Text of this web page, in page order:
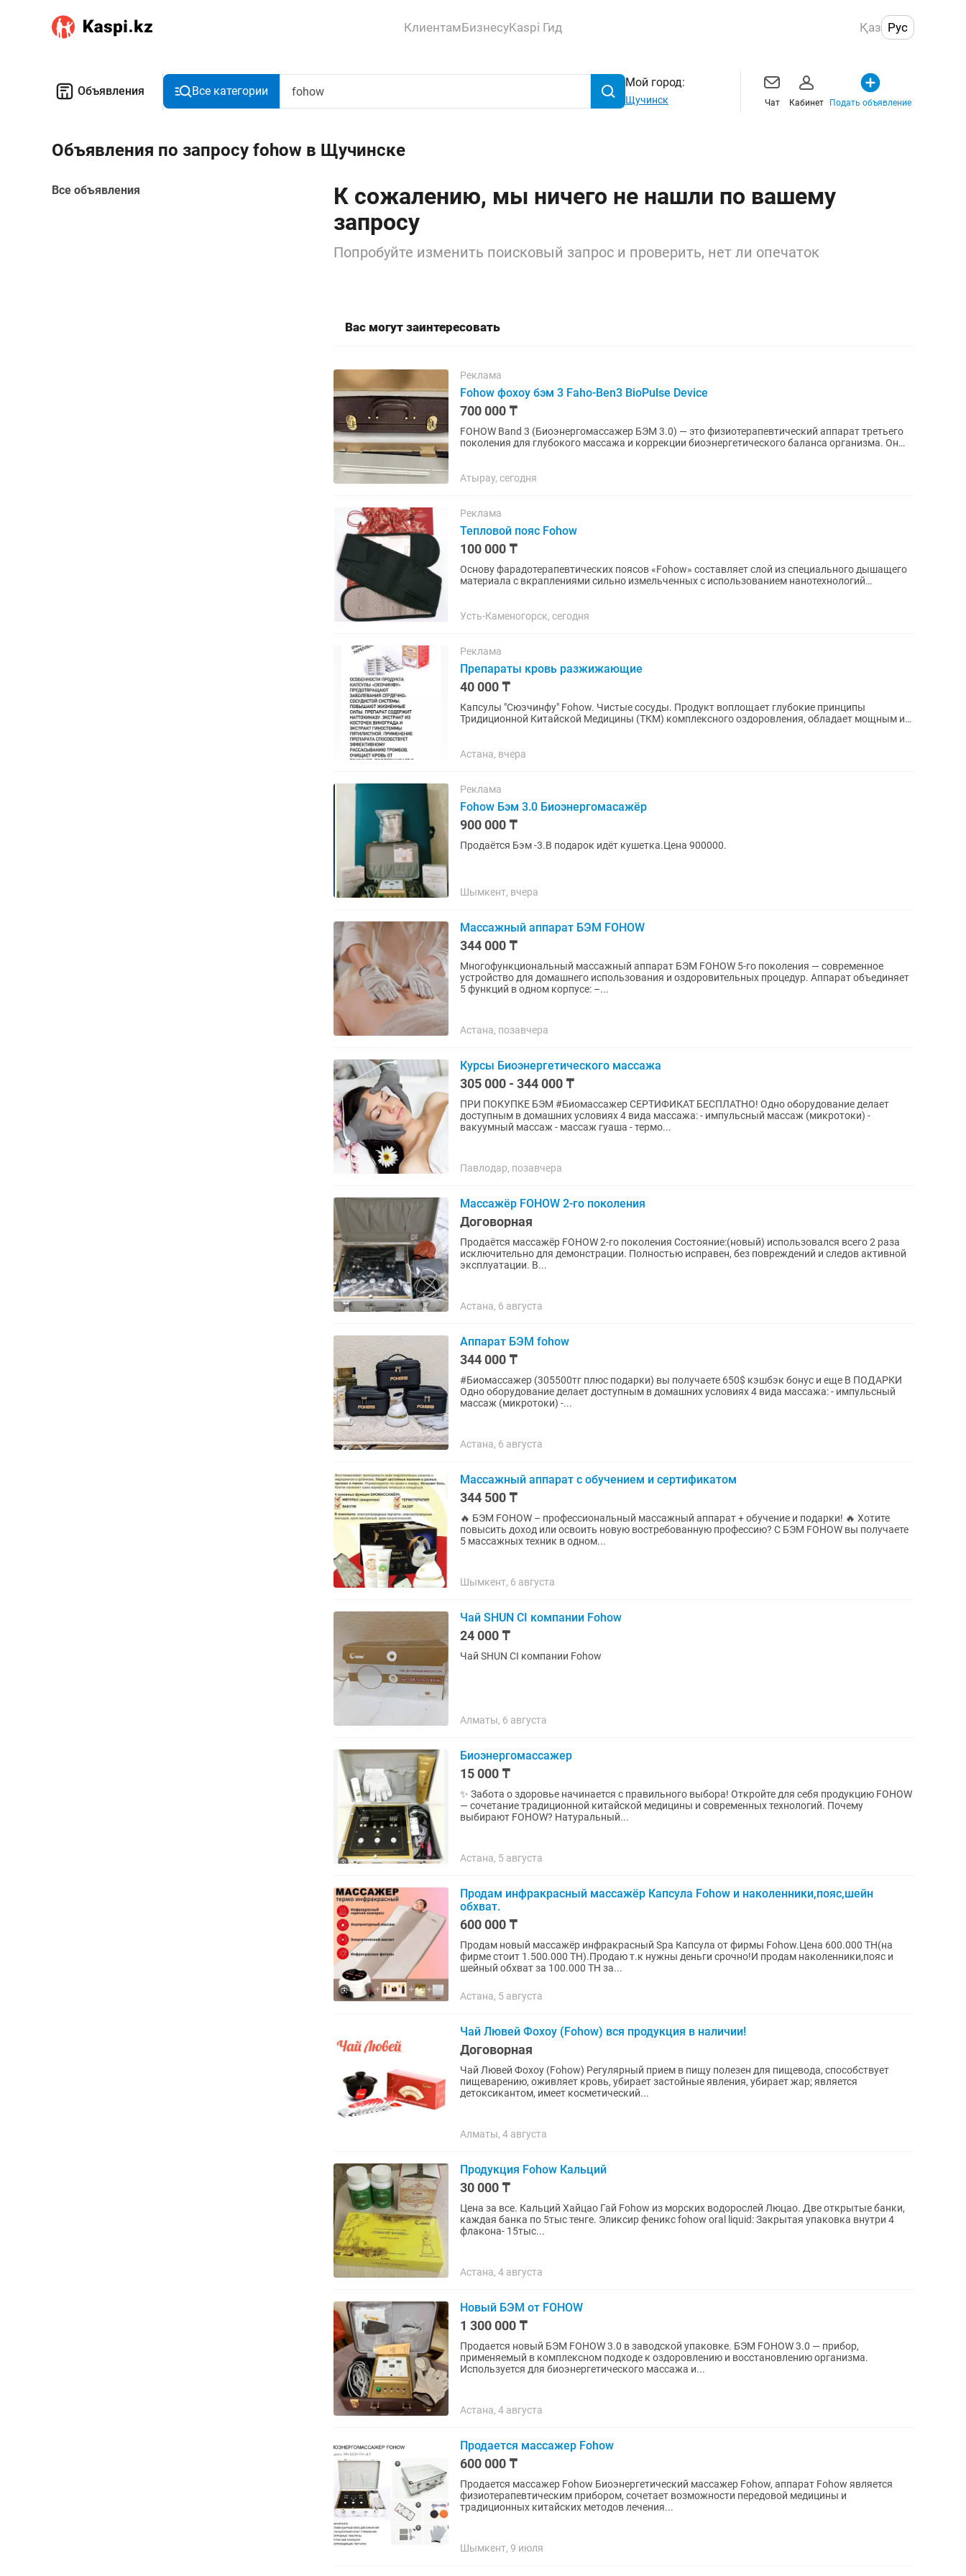
КлиентамБизнесуKaspi Гид Қаз Рус
Объявления Все категории
Мой город:
Щучинск Чат Кабинет Подать объявление
Объявления по запросу fohow в Щучинске
Все объявления
К сожалению, мы ничего не нашли по вашему
запросу
Попробуйте изменить поисковый запрос и проверить, нет ли опечаток
Вас могут заинтересовать
Реклама
Fohow фохоу бэм 3 Faho-Ben3 BioPulse Device
700 000 ₸
FOHOW Band 3 (Биоэнергомассажер БЭМ 3.0) — это физиотерапевтический аппарат третьего
поколения для глубокого массажа и коррекции биоэнергетического баланса организма. Он
Атырау, сегодня
Реклама
Тепловой пояс Fohow
100 000 ₸
Основу фарадотерапевтических поясов «Fohow» составляет слой из специального дышащего
материала с вкраплениями сильно измельченных с использованием нанотехнологий
Усть-Каменогорск, сегодня
Реклама
Препараты кровь разжижающие
40 000 ₸
Капсулы "Сюэчинфу" Fohow. Чистые сосуды. Продукт воплощает глубокие принципы
Тридиционной Китайской Медицины (ТКМ) комплексного оздоровления, обладает мощным и
Астана, вчера
Реклама
Fohow Бэм 3.0 Биоэнергомасажёр
900 000 ₸
Продаётся Бэм -3.В подарок идёт кушетка.Цена 900000.
Шымкент, вчера
Массажный аппарат БЭМ FOHOW
344 000 ₸
Многофункциональный массажный аппарат БЭМ FOHOW 5-го поколения — современное
устройство для домашнего использования и оздоровительных процедур. Аппарат объединяет
5 функций в одном корпусе: –...
Астана, позавчера
Курсы Биоэнергетического массажа
305 000 - 344 000 ₸
ПРИ ПОКУПКЕ БЭМ #Биомассажер СЕРТИФИКАТ БЕСПЛАТНО! Одно оборудование делает
доступным в домашних условиях 4 вида массажа: - импульсный массаж (микротоки) -
вакуумный массаж - массаж гуаша - термо...
Павлодар, позавчера
Массажёр FOHOW 2-го поколения
Договорная
Продаётся массажёр FOHOW 2-го поколения Состояние:(новый) использовался всего 2 раза
исключительно для демонстрации. Полностью исправен, без повреждений и следов активной
эксплуатации. В...
Астана, 6 августа
Аппарат БЭМ fohow
344 000 ₸
#Биомассажер (305500тг плюс подарки) вы получаете 650$ кэшбэк бонус и еще В ПОДАРКИ
Одно оборудование делает доступным в домашних условиях 4 вида массажа: - импульсный
массаж (микротоки) -...
Астана, 6 августа
Массажный аппарат с обучением и сертификатом
344 500 ₸
🔥 БЭМ FOHOW – профессиональный массажный аппарат + обучение и подарки! 🔥 Хотите
повысить доход или освоить новую востребованную профессию? С БЭМ FOHOW вы получаете
5 массажных техник в одном...
Шымкент, 6 августа
Чай SHUN CI компании Fohow
24 000 ₸
Чай SHUN CI компании Fohow
Алматы, 6 августа
Биоэнергомассажер
15 000 ₸
✨ Забота о здоровье начинается с правильного выбора! Откройте для себя продукцию FOHOW
— сочетание традиционной китайской медицины и современных технологий. Почему
выбирают FOHOW? Натуральный...
Астана, 5 августа
Продам инфракрасный массажёр Капсула Fohow и наколенники,пояс,шейн
обхват.
600 000 ₸
Продам новый массажёр инфракрасный Spa Капсула от фирмы Fohow.Цена 600.000 ТН(на
фирме стоит 1.500.000 ТН).Продаю т.к нужны деньги срочно!И продам наколенники,пояс и
шейный обхват за 100.000 ТН за...
Астана, 5 августа
Чай Лювей Фохоу (Fohow) вся продукция в наличии!
Договорная
Чай Лювей Фохоу (Fohow) Регулярный прием в пищу полезен для пищевода, способствует
пищеварению, оживляет кровь, убирает застойные явления, убирает жар; является
детоксикантом, имеет косметический...
Алматы, 4 августа
Продукция Fohow Кальций
30 000 ₸
Цена за все. Кальций Хайцао Гай Fohow из морских водорослей Люцао. Две открытые банки,
каждая банка по 5тыс тенге. Эликсир феникс fohow oral liquid: Закрытая упаковка внутри 4
флакона- 15тыс...
Астана, 4 августа
Новый БЭМ от FOHOW
1 300 000 ₸
Продается новый БЭМ FOHOW 3.0 в заводской упаковке. БЭМ FOHOW 3.0 — прибор,
применяемый в комплексном подходе к оздоровлению и восстановлению организма.
Используется для биоэнергетического массажа и...
Астана, 4 августа
Продается массажер Fohow
600 000 ₸
Продается массажер Fohow Биоэнергетический массажер Fohow, аппарат Fohow является
физиотерапевтическим прибором, сочетает возможности передовой медицины и
традиционных китайских методов лечения...
Шымкент, 9 июля